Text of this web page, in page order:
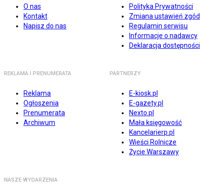
O nas
Kontakt
Napisz do nas
Polityka Prywatności
Zmiana ustawień zgód
Regulamin serwisu
Informacje o nadawcy
Deklaracja dostępności
REKLAMA I PRENUMERATA
Reklama
Ogłoszenia
Prenumerata
Archiwum
PARTNERZY
E-kiosk.pl
E-gazety.pl
Nexto.pl
Mała księgowość
Kancelarierp.pl
Wieści Rolnicze
Życie Warszawy
NASZE WYDARZENIA